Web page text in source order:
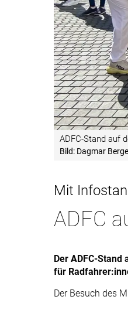
ADFC-Stand auf
Bild: Dagmar
Mit
ADFC
Der ADFC-
für
Der Besuch des